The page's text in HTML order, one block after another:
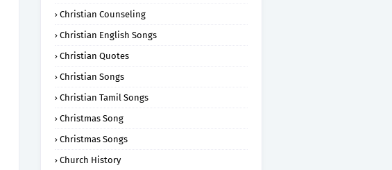
Christian Counseling
Christian English Songs
Christian Quotes
Christian Songs
Christian Tamil Songs
Christmas Song
Christmas Songs
Church History